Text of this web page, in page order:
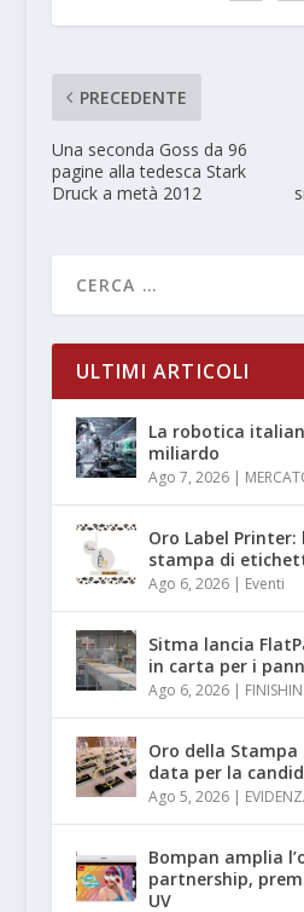
PRECEDENTE
Una seconda Goss da 96
pagine alla tedesca Stark
Druck a metà 2012
ULTIMI ARTICOLI
La robotica
miliardo
Ago 7, 2026|
Oro Label Printer:
stampa di
Ago 6, 2026| Eventi
Sitma lancia
in carta per i
Ago 6, 2026|
Oro della
data per la
Ago 5, 2026|
Bompan amplia
partnership,
UV